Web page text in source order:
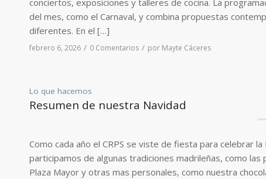
del mes, como el Carnaval, y combina propuestas
diferentes. En el […]
febrero 6, 2026 / 0 Comentarios / por Mayte Cáceres
Lo que hacemos
Resumen de nuestra Navidad
Como cada año el CRPS se viste de fiesta para celebrar
participamos de algunas tradiciones madrileñas, como
Plaza Mayor y otras mas personales, como nuestra